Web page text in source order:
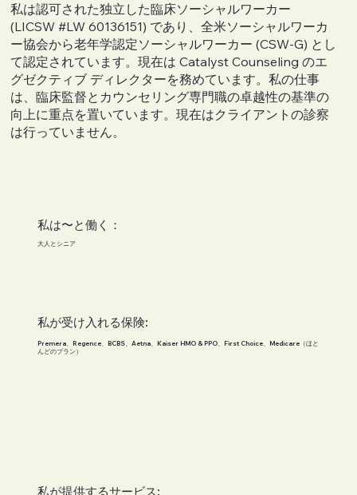
私は認可された独立した臨床ソーシャルワーカー
(LICSW #LW 60136151) であり、全米ソーシャルワーカ
ー協会から老年学認定ソーシャルワーカー (CSW-G) とし
て認定されています。現在は Catalyst Counseling のエ
グゼクティブ ディレクターを務めています。私の仕事
は、臨床監督とカウンセリング専門職の卓越性の基準の
向上に重点を置いています。現在はクライアントの診察
は行っていません。
私は〜と働く：
大人とシニア
Premera、Regence、BCBS、Aetna、Kaiser HMO & PPO、First Choice、Medicare（ほと
んどのプラン）
私が受け入れる保険:
私が提供するサービス: